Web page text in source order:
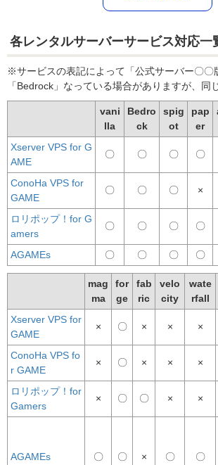
各レンタルサーバーサービス対応一
※サービスの表記によって「公式サーバー〇〇
「Bedrock」なっている場合がありますが、同
vani
lla
Bedro
ck
spig
ot
pap
er
Xserver VPS for G
AME
〇 〇 〇 〇
ConoHa VPS for
GAME
〇 〇 〇 ×
ロリポップ！for G
amers
〇 〇 〇 〇
AGAMEs 〇 〇 〇 〇
mag
ma
for
ge
fab
ric
velo
city
wate
rfall
Xserver VPS for
GAME
× 〇 × × ×
ConoHa VPS fo
r GAME
× 〇 × × ×
ロリポップ！for
Gamers
× 〇 〇 × ×
AGAMEs 〇 〇 × 〇 〇